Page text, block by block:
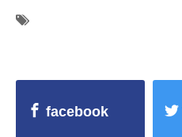
facebook